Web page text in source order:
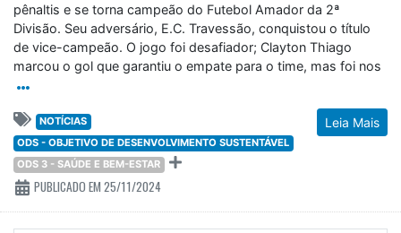
pênaltis e se torna campeão do Futebol Amador da 2ª
Divisão. Seu adversário, E.C. Travessão, conquistou o título
de vice-campeão. O jogo foi desafiador; Clayton Thiago
marcou o gol que garantiu o empate para o time, mas foi nos
Leia Mais
NOTÍCIAS
ODS - OBJETIVO DE DESENVOLVIMENTO SUSTENTÁVEL
ODS 3 - SAÚDE E BEM-ESTAR
PUBLICADO EM 25/11/2024